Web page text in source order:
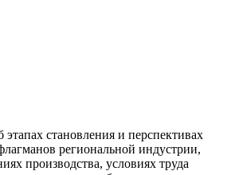
этапах становления и перспективах
региональной индустрии,
производства, условиях труда